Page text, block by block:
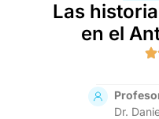
Las
en el
Dr.